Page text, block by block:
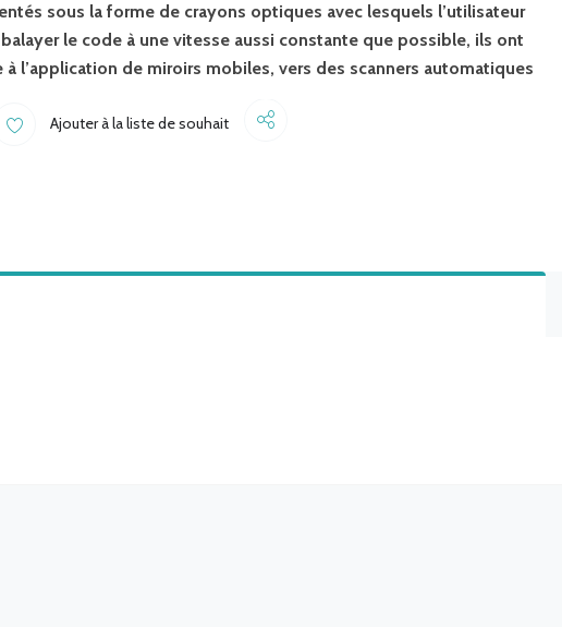
sous la forme de crayons optiques avec lesquels l’utilisateur
le code à une vitesse aussi constante que possible, ils ont
à l’application de miroirs mobiles, vers des scanners automatiques
Ajouter à la liste de souhait